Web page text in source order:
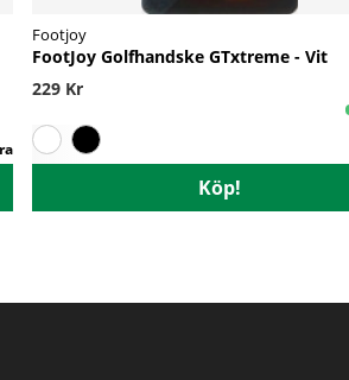
Footjoy
FootJoy Golfhandske GTxtreme - Vit
229 Kr
Köp!